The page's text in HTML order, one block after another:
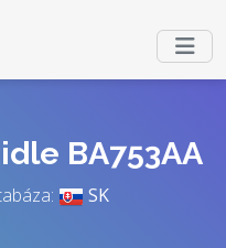
BA753AA
SK